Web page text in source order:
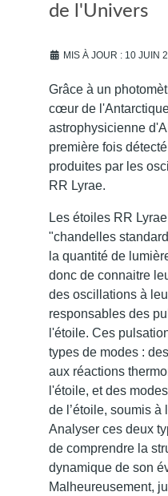
de l'Univers
MIS À JOUR : 10 JUIN
Grâce à un
cœur de
astrophysicienne
première fois
produites par les
RR Lyrae.
Les étoiles RR
"chandelles
la quantité de
donc de connaitre
des oscillations à
responsables des
l'étoile. Ces
types de modes :
aux réactions
l'étoile, et des
de l’étoile, soumis à
Analyser ces deux
de comprendre la
dynamique de son
Malheureusement,